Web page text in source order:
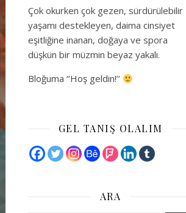
Çok okurken çok gezen, sürdürülebilir
yaşamı destekleyen, daima cinsiyet
eşitliğine inanan, doğaya ve spora
düşkün bir müzmin beyaz yakalı.
Bloğuma ‘’Hoş geldin!’’
GEL TANIŞ OLALIM
ARA